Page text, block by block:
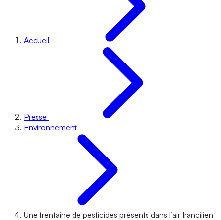
Accueil
Presse
Environnement
Une trentaine de pesticides présents dans l’air francilien